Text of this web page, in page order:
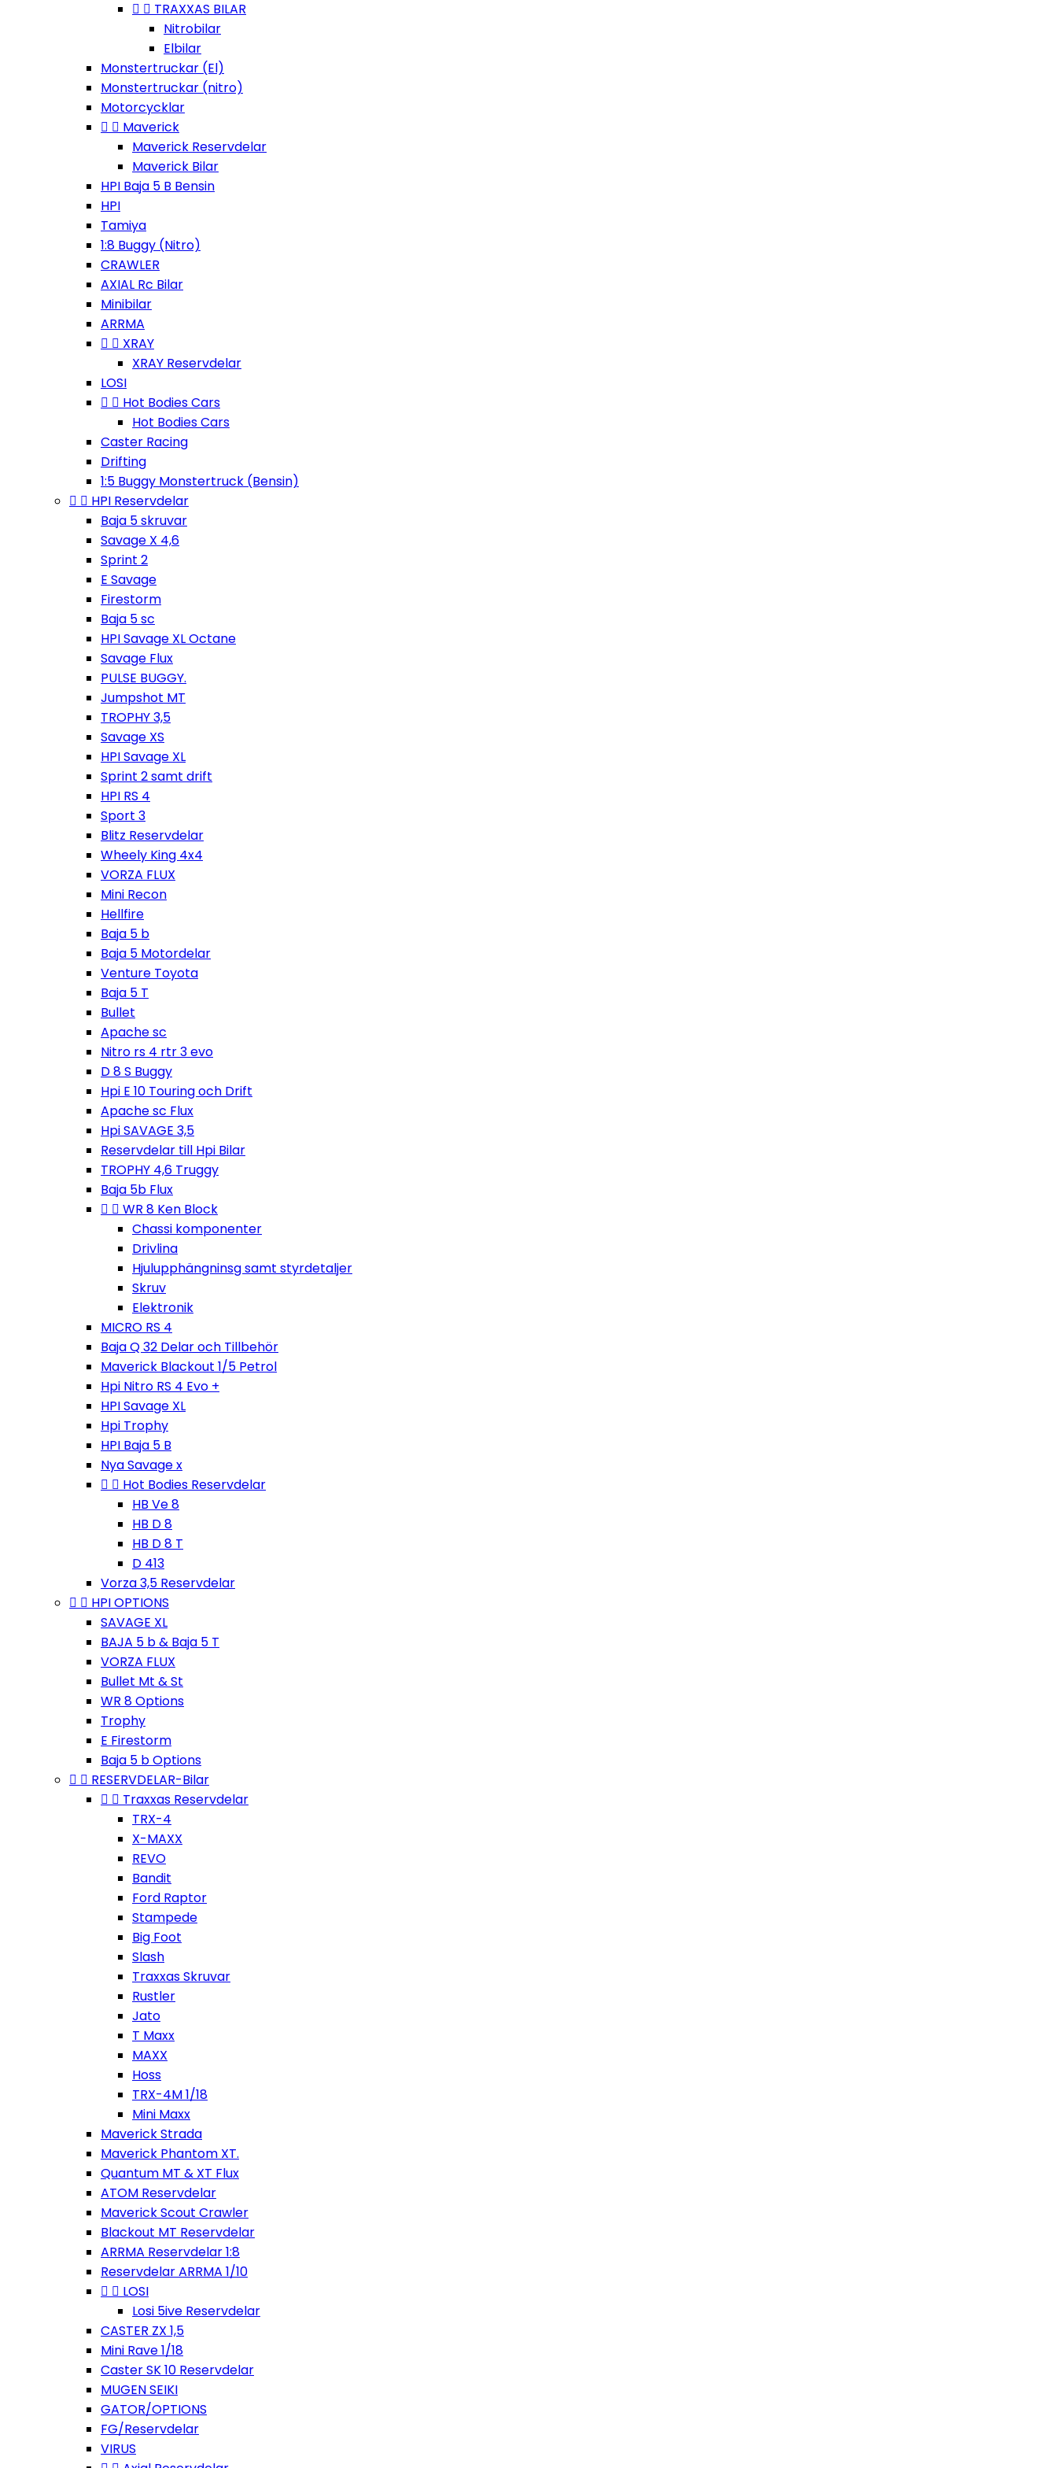
  TRAXXAS BILAR
Nitrobilar
Elbilar
Monstertruckar (El)
Monstertruckar (nitro)
Motorcycklar
  Maverick
Maverick Reservdelar
Maverick Bilar
HPI Baja 5 B Bensin
HPI
Tamiya
1:8 Buggy (Nitro)
CRAWLER
AXIAL Rc Bilar
Minibilar
ARRMA
  XRAY
XRAY Reservdelar
LOSI
  Hot Bodies Cars
Hot Bodies Cars
Caster Racing
Drifting
1:5 Buggy Monstertruck (Bensin)
  HPI Reservdelar
Baja 5 skruvar
Savage X 4,6
Sprint 2
E Savage
Firestorm
Baja 5 sc
HPI Savage XL Octane
Savage Flux
PULSE BUGGY.
Jumpshot MT
TROPHY 3,5
Savage XS
HPI Savage XL
Sprint 2 samt drift
HPI RS 4
Sport 3
Blitz Reservdelar
Wheely King 4x4
VORZA FLUX
Mini Recon
Hellfire
Baja 5 b
Baja 5 Motordelar
Venture Toyota
Baja 5 T
Bullet
Apache sc
Nitro rs 4 rtr 3 evo
D 8 S Buggy
Hpi E 10 Touring och Drift
Apache sc Flux
Hpi SAVAGE 3,5
Reservdelar till Hpi Bilar
TROPHY 4,6 Truggy
Baja 5b Flux
  WR 8 Ken Block
Chassi komponenter
Drivlina
Hjulupphängninsg samt styrdetaljer
Skruv
Elektronik
MICRO RS 4
Baja Q 32 Delar och Tillbehör
Maverick Blackout 1/5 Petrol
Hpi Nitro RS 4 Evo +
HPI Savage XL
Hpi Trophy
HPI Baja 5 B
Nya Savage x
  Hot Bodies Reservdelar
HB Ve 8
HB D 8
HB D 8 T
D 413
Vorza 3,5 Reservdelar
  HPI OPTIONS
SAVAGE XL
BAJA 5 b & Baja 5 T
VORZA FLUX
Bullet Mt & St
WR 8 Options
Trophy
E Firestorm
Baja 5 b Options
  RESERVDELAR-Bilar
  Traxxas Reservdelar
TRX-4
X-MAXX
REVO
Bandit
Ford Raptor
Stampede
Big Foot
Slash
Traxxas Skruvar
Rustler
Jato
T Maxx
MAXX
Hoss
TRX-4M 1/18
Mini Maxx
Maverick Strada
Maverick Phantom XT.
Quantum MT & XT Flux
ATOM Reservdelar
Maverick Scout Crawler
Blackout MT Reservdelar
ARRMA Reservdelar 1:8
Reservdelar ARRMA 1/10
  LOSI
Losi 5ive Reservdelar
CASTER ZX 1,5
Mini Rave 1/18
Caster SK 10 Reservdelar
MUGEN SEIKI
GATOR/OPTIONS
FG/Reservdelar
VIRUS